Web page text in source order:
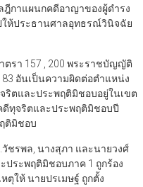
ฎีกาแผนกคดีอาญาของผู้ดำรง
ให้ประธานศาลอุทธรณ์วินิจฉัย
ตรา 157 , 200 พระราชบัญญัติ
อันเป็นความผิดต่อตำแหน่ง
ริตและประพฤติมิชอบอยู่ในเขต
ทุจริตและประพฤติมิชอบปี
ติมิชอบ
ชรพล, นางสุภา และนายวงศ์
ระพฤติมิชอบภาค 1 ถูกร้อง
ตุให้ นายปรเมษฐ์ ถูกตั้ง